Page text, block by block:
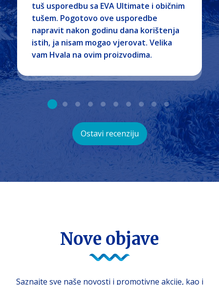
tuš usporedbu sa EVA Ultimate i običnim
tušem. Pogotovo ove usporedbe
napravit nakon godinu dana korištenja
istih, ja nisam mogao vjerovat. Velika
vam Hvala na ovim proizvodima.
Ostavi recenziju
Nove objave
Saznajte sve naše novosti i promotivne akcije, kao i